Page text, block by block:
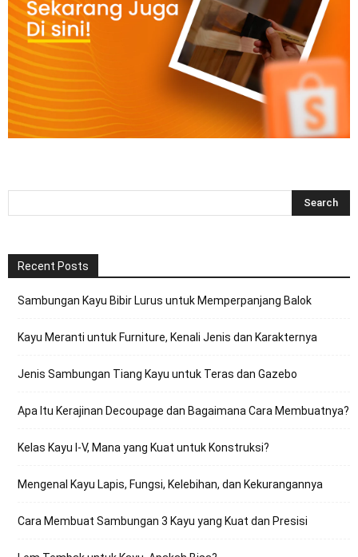
Recent Posts
Sambungan Kayu Bibir Lurus untuk Memperpanjang Balok
Kayu Meranti untuk Furniture, Kenali Jenis dan Karakternya
Jenis Sambungan Tiang Kayu untuk Teras dan Gazebo
Apa Itu Kerajinan Decoupage dan Bagaimana Cara Membuatnya?
Kelas Kayu I-V, Mana yang Kuat untuk Konstruksi?
Mengenal Kayu Lapis, Fungsi, Kelebihan, dan Kekurangannya
Cara Membuat Sambungan 3 Kayu yang Kuat dan Presisi